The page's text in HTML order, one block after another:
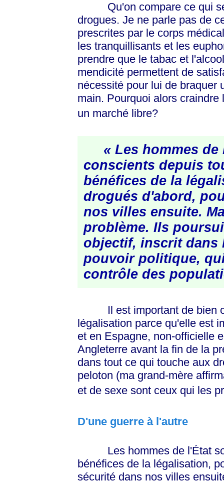
Qu'on compare ce qui se
drogues. Je ne parle pas de
prescrites par le corps
les tranquillisants et les
prendre que le tabac et
mendicité permettent de
nécessité pour lui de braquer
main. Pourquoi alors
un marché libre?
« Les hommes
conscients depuis
bénéfices de la
drogués d'abord,
nos villes ensuite.
problème. Ils
objectif, inscrit dans
pouvoir politique,
contrôle des
Il est important de bien
légalisation parce qu'elle est
et en Espagne, non-officielle
Angleterre avant la fin de la
dans tout ce qui touche aux
peloton (ma grand-mère
et de sexe sont ceux qui les
D'une guerre à l'autre
Les hommes de l'État
bénéfices de la légalisation,
sécurité dans nos villes